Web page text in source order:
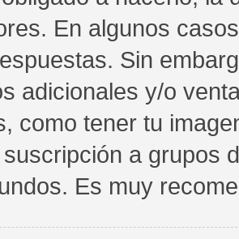
En algunos
Sin
adicionales y/o
como tener tu
a grupos
Es muy